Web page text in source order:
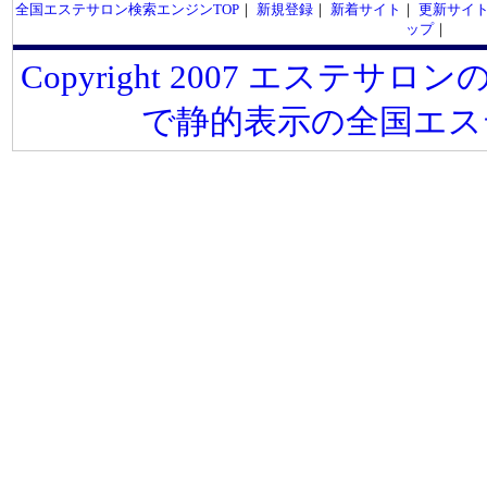
全国エステサロン検索エンジンTOP｜ 新規登録｜ 新着サイト ｜ 更新サイ
ップ｜
Copyright 2007 エステサロン
で静的表示の全国エ